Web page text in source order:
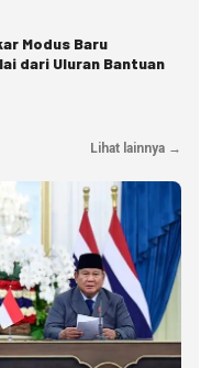
Modus Baru
dari Uluran Bantuan
Lihat lainnya →